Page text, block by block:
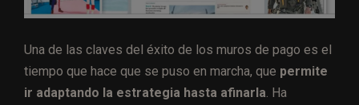
Una de las claves del éxito de los muros de pago es el
tiempo que hace que se puso en marcha, que permite
ir adaptando la estrategia hasta afinarla . Ha